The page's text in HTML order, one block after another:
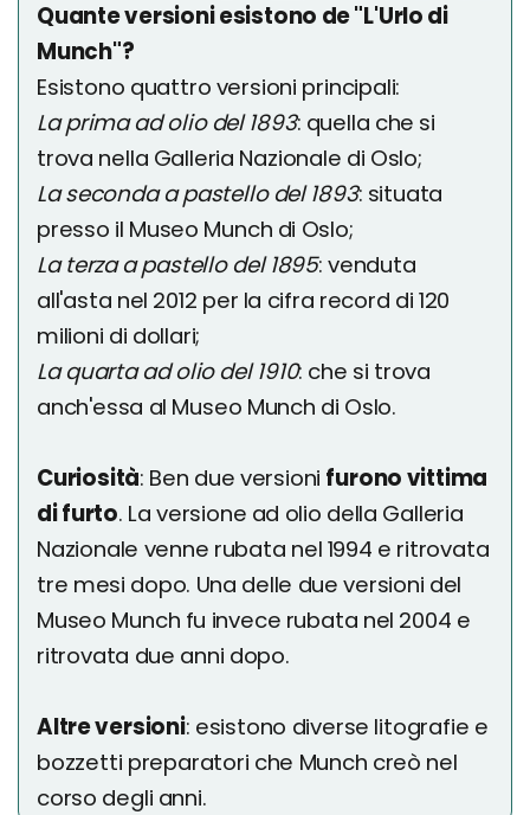
Quante versioni esistono de "L'Urlo di
Munch"?
Esistono quattro versioni principali:
La prima ad olio del 1893: quella che si
trova nella Galleria Nazionale di Oslo;
La seconda a pastello del 1893: situata
presso il Museo Munch di Oslo;
La terza a pastello del 1895: venduta
all'asta nel 2012 per la cifra record di 120
milioni di dollari;
La quarta ad olio del 1910: che si trova
anch'essa al Museo Munch di Oslo.
Curiosità: Ben due versioni furono vittima
di furto. La versione ad olio della Galleria
Nazionale venne rubata nel 1994 e ritrovata
tre mesi dopo. Una delle due versioni del
Museo Munch fu invece rubata nel 2004 e
ritrovata due anni dopo.
Altre versioni: esistono diverse litografie e
bozzetti preparatori che Munch creò nel
corso degli anni.